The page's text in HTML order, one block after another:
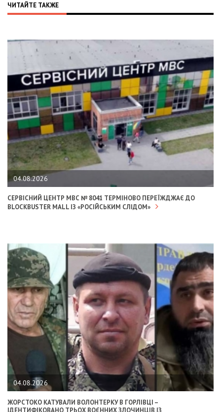
ЧИТАЙТЕ ТАКЖЕ
04.08.2026
СЕРВІСНИЙ ЦЕНТР МВС № 8041 ТЕРМІНОВО ПЕРЕЇЖДЖАЄ ДО
BLOCKBUSTER MALL ІЗ «РОСІЙСЬКИМ СЛІДОМ»
04.08.2026
ЖОРСТОКО КАТУВАЛИ ВОЛОНТЕРКУ В ГОРЛІВЦІ –
ІДЕНТИФІКОВАНО ТРЬОХ ВОЄННИХ ЗЛОЧИНЦІВ ІЗ